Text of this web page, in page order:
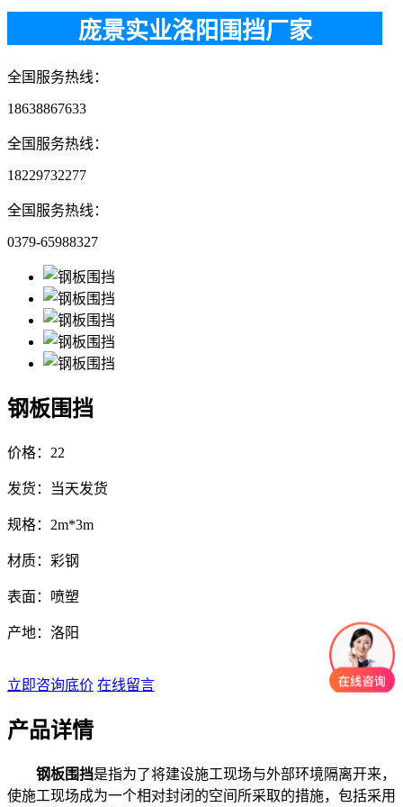
庞景实业洛阳围挡厂家
全国服务热线：
18638867633
全国服务热线：
18229732277
全国服务热线：
0379-65988327
钢板围挡
价格：22
发货：当天发货
规格：2m*3m
材质：彩钢
表面：喷塑
产地：洛阳
立即咨询底价 在线留言
产品详情
钢板围挡是指为了将建设施工现场与外部环境隔离开来，
使施工现场成为一个相对封闭的空间所采取的措施，包括采用